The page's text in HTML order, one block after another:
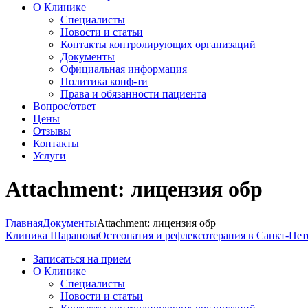
О Клинике
Специалисты
Новости и статьи
Контакты контролирующих организаций
Документы
Официальная информация
Политика конф-ти
Права и обязанности пациента
Вопрос/ответ
Цены
Отзывы
Контакты
Услуги
Attachment: лицензия обр
ГлавнаяДокументыAttachment: лицензия обр
Клиника ШараповаОстеопатия и рефлексотерапия в Санкт-
Записаться на прием
О Клинике
Специалисты
Новости и статьи